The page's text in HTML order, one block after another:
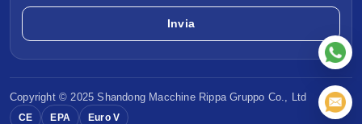
Copyright © 2025 Shandong Macchine Rippa Gruppo Co., Ltd
CE EPA Euro V